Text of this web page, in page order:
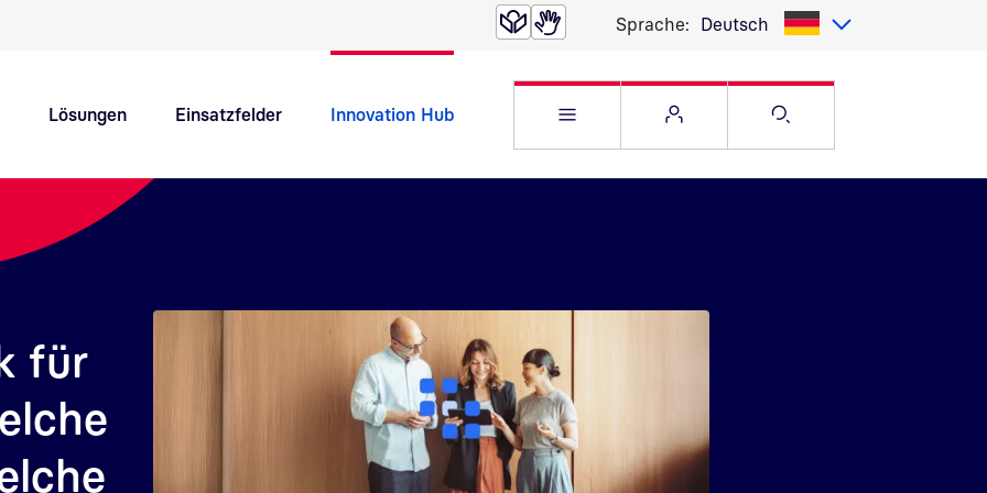
Sprache: Deutsch
Lösungen Einsatzfelder Innovation Hub Websitemenü öffnenService Menü öffnen
Suche öffnen
für